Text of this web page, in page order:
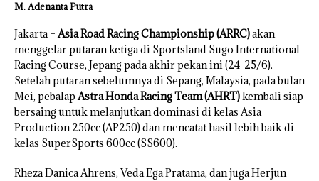
M. Adenanta Putra
Jakarta –Asia Road Racing Championship (ARRC)akan
menggelar putaran ketiga di Sportsland Sugo International
Racing Course, Jepang pada akhir pekan ini (24-25/6).
Setelah putaran sebelumnya di Sepang, Malaysia, pada bulan
Mei, pebalapAstra Honda Racing Team (AHRT)kembali siap
bersaing untuk melanjutkan dominasi di kelas Asia
Production 250cc (AP250) dan mencatat hasil lebih baik di
kelas SuperSports 600cc (SS600).
Rheza Danica Ahrens, Veda Ega Pratama, dan juga Herjun